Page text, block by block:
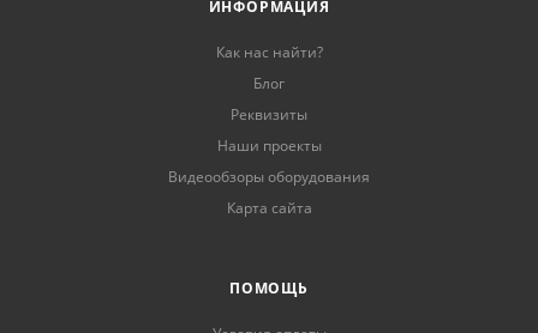
ИНФОРМАЦИЯ
Как нас найти?
Блог
Реквизиты
Наши проекты
Видеообзоры оборудования
Карта сайта
ПОМОЩЬ